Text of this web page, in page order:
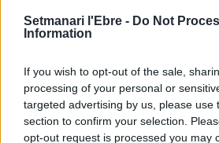
Setmanari l'Ebre - Do Not
Information
If you wish to opt-out of the sale,
processing of your personal or
targeted advertising by us, please use
section to confirm your selection.
opt-out request is processed you may
Societat
DEIXA UNA RESPOSTA